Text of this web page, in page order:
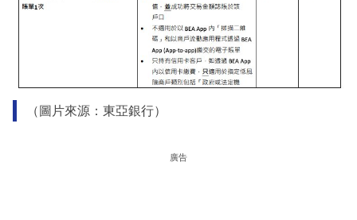
（圖片來源：東亞銀行）
廣告